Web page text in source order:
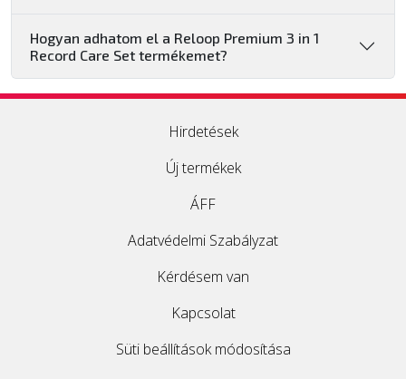
Hogyan adhatom el a Reloop Premium 3 in 1
Record Care Set termékemet?
Hirdetések
Új termékek
ÁFF
Adatvédelmi Szabályzat
Kérdésem van
Kapcsolat
Süti beállítások módosítása